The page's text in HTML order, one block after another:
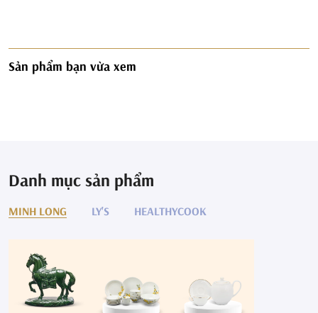
Sản phẩm bạn vừa xem
Danh mục sản phẩm
MINH LONG LY'S HEALTHYCOOK